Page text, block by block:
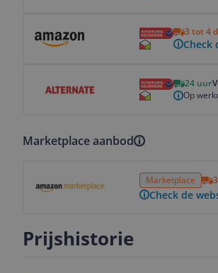
3 tot 4
Check
24 uur
Op
Marketplace aanbod
Marketplace
Check de
Prijshistorie